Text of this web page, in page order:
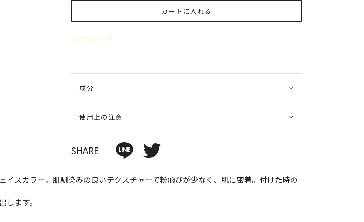
カートに入れる
成分
使用上の注意
SHARE
スカラー。肌馴染みの良いテクスチャーで粉飛びが少なく、肌に密着。付けた時の
ます。